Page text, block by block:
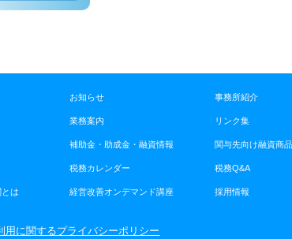
お知らせ 事務所紹介
業務案内 リンク集
補助金・助成金・融資情報 関与先向け融資商
税務カレンダー 税務Q&A
は 経営改善オンデマンド講座 採用情報
用に関するプライバシーポリシー